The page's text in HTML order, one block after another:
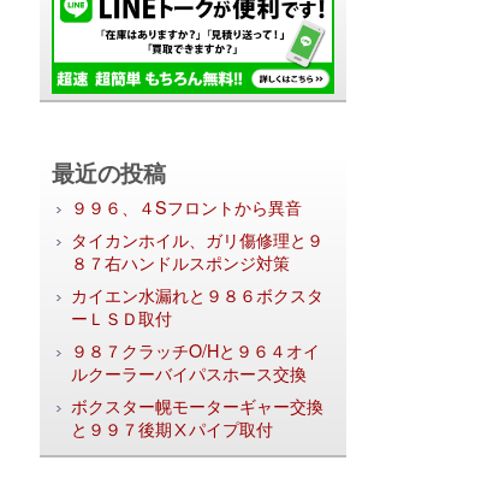
最近の投稿
９９６、４Sフロントから異音
タイカンホイル、ガリ傷修理と９
８７右ハンドルスポンジ対策
カイエン水漏れと９８６ボクスタ
ーＬＳＤ取付
９８７クラッチO/Hと９６４オイ
ルクーラーバイパスホース交換
ボクスター幌モーターギャー交換
と９９７後期Ⅹパイプ取付